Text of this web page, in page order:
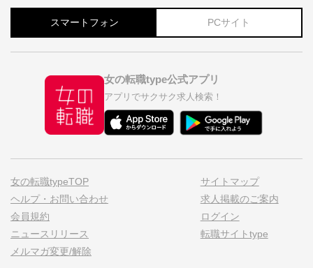
スマートフォン PCサイト
女の転職type公式アプリ
アプリでサクサク求人検索！
女の転職typeTOP
ヘルプ・お問い合わせ
会員規約
ニュースリリース
メルマガ変更/解除
サイトマップ
求人掲載のご案内
ログイン
転職サイトtype